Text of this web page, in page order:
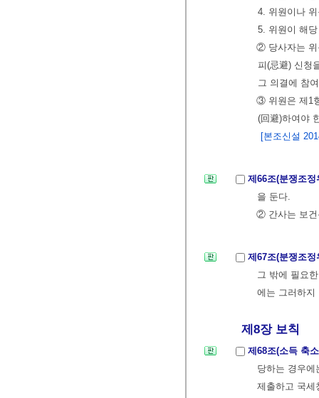
4. 위원이나
5. 위원이 해
② 당사자는 위
피(忌避) 신청
그 의결에 참
③ 위원은 제1
(回避)하여야
[본조신설
제66조(분쟁조
을 둔다.
② 간사는 보건
제67조(분쟁조
그 밖에 필요
에는 그러하지
제8장 보칙
제68조(소득 축
당하는 경우에
제출하고 국세